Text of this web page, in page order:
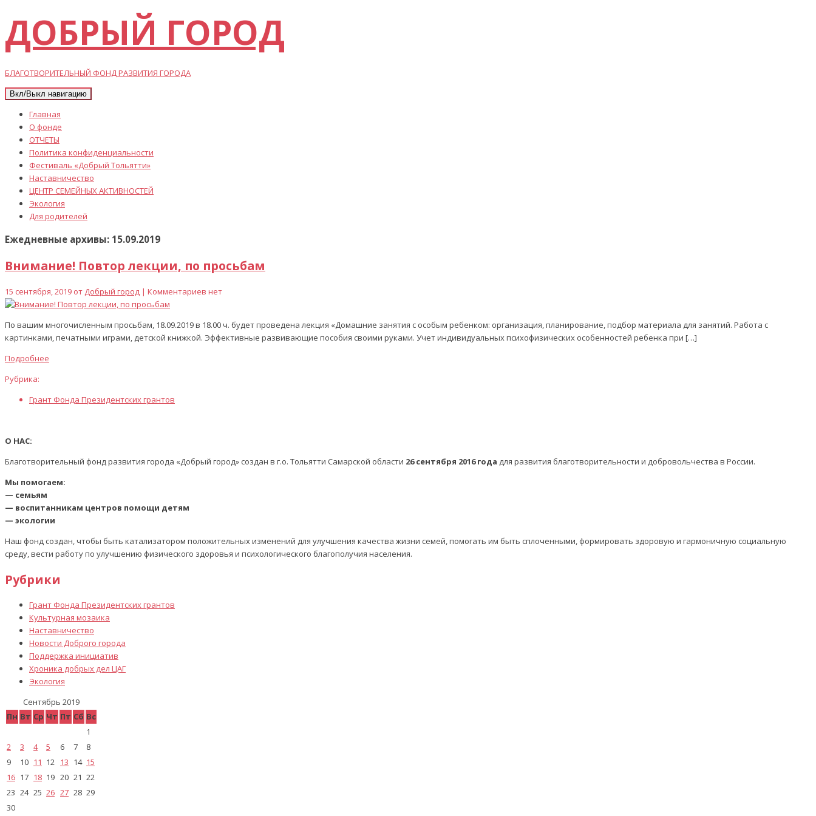
ДОБРЫЙ ГОРОД
БЛАГОТВОРИТЕЛЬНЫЙ ФОНД РАЗВИТИЯ ГОРОДА
Вкл/Выкл навигацию
Главная
О фонде
ОТЧЕТЫ
Политика конфиденциальности
Фестиваль «Добрый Тольятти»
Наставничество
ЦЕНТР СЕМЕЙНЫХ АКТИВНОСТЕЙ
Экология
Для родителей
Ежедневные архивы: 15.09.2019
Внимание! Повтор лекции, по просьбам
15 сентября, 2019 от Добрый город | Комментариев нет
По вашим многочисленным просьбам, 18.09.2019 в 18.00 ч. будет проведена лекция «Домашние занятия с особым ребенком: организация, планирование, подбор материала для занятий. Работа с
картинками, печатными играми, детской книжкой. Эффективные развивающие пособия своими руками. Учет индивидуальных психофизических особенностей ребенка при […]
Подробнее
Рубрика:
Грант Фонда Президентских грантов
О НАС:
Благотворительный фонд развития города «Добрый город» создан в г.о. Тольятти Самарской области 26 сентября 2016 года для развития благотворительности и добровольчества в России.
Мы помогаем:
— семьям
— воспитанникам центров помощи детям
— экологии
Наш фонд создан, чтобы быть катализатором положительных изменений для улучшения качества жизни семей, помогать им быть сплоченными, формировать здоровую и гармоничную социальную
среду, вести работу по улучшению физического здоровья и психологического благополучия населения.
Рубрики
Грант Фонда Президентских грантов
Культурная мозаика
Наставничество
Новости Доброго города
Поддержка инициатив
Хроника добрых дел ЦАГ
Экология
Сентябрь 2019
Пн Вт Ср Чт Пт Сб Вс
1
2
3 4 5 6 7
8
9
10 11 12 13 14 15
16 17 18 19 20 21 22
23 24 25 26 27 28 29
30